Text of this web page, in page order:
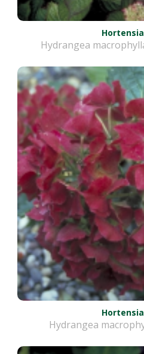
Hydrangea
Hydrangea